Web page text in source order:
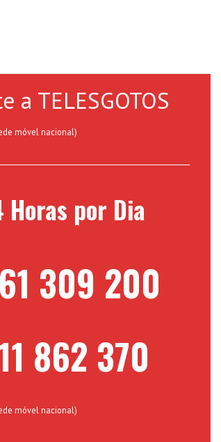
a TELESGOTOS
móvel nacional)
Horas por Dia
309 200
862 370
móvel nacional)